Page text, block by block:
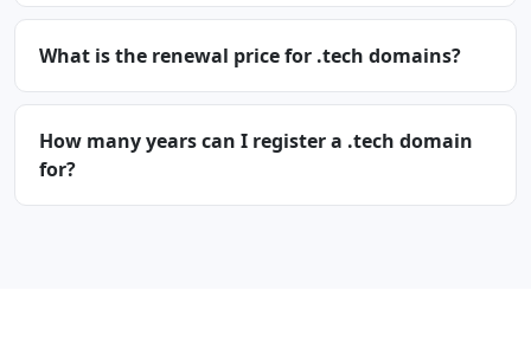
What is the renewal price for .tech domains?
How many years can I register a .tech domain
for?